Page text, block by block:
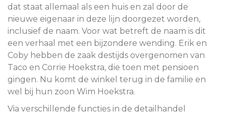
dat staat allemaal als een huis en zal door de
nieuwe eigenaar in deze lijn doorgezet worden,
inclusief de naam. Voor wat betreft de naam is dit
een verhaal met een bijzondere wending. Erik en
Coby hebben de zaak destijds overgenomen van
Taco en Corrie Hoekstra, die toen met pensioen
gingen. Nu komt de winkel terug in de familie en
wel bij hun zoon Wim Hoekstra.
Via verschillende functies in de detailhandel